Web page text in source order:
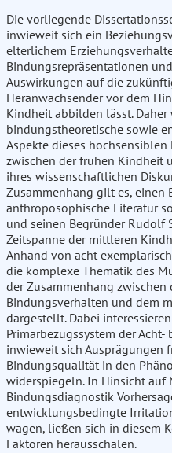
Die vorliegende
inwieweit sich ein
elterlichem
Bindungsrepräsentationen
Auswirkungen auf die
Heranwachsender vor dem
Kindheit abbilden lässt. Daher
bindungstheoretische sowie
Aspekte dieses
zwischen der frühen Kindheit
ihres wissenschaftlichen
Zusammenhang gilt es, einen
anthroposophische Literatur
und seinen Begründer Rudolf
Zeitspanne der mittleren
Anhand von acht
die komplexe Thematik des
der Zusammenhang
Bindungsverhalten und dem
dargestellt. Dabei
Primarbezugssystem der
inwieweit sich Ausprägungen
Bindungsqualität in den
widerspiegeln. In Hinsicht auf
Bindungsdiagnostik
entwicklungsbedingte
wagen, ließen sich in diesem
Faktoren herausschälen.